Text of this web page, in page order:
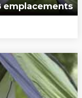
emplacements